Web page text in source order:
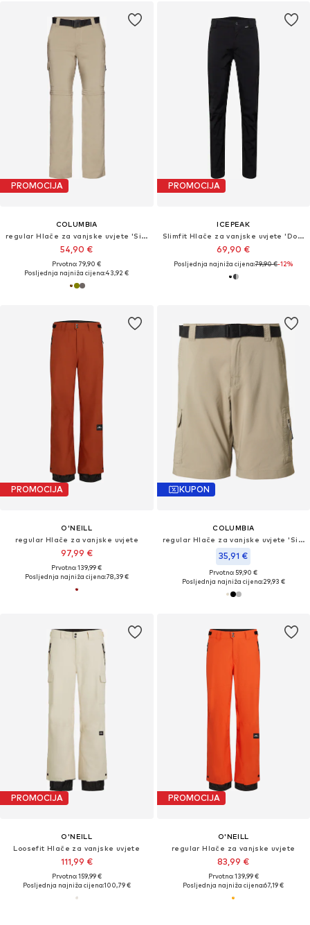
PROMOCIJA
COLUMBIA
regular Hlače za vanjske uvjete 'Silver Ridge™'
54,90 €
Prvotno: 79,90 €
Posljednja najniža cijena:43,92 €
PROMOCIJA
ICEPEAK
Slimfit Hlače za vanjske uvjete 'Dorr'
69,90 €
Posljednja najniža cijena:79,90 €-12%
PROMOCIJA
O'NEILL
regular Hlače za vanjske uvjete
97,99 €
Prvotno: 139,99 €
Posljednja najniža cijena:78,39 €
KUPON
COLUMBIA
regular Hlače za vanjske uvjete 'Silver Ridge™'
35,91 €
Prvotno: 59,90 €
Posljednja najniža cijena:29,93 €
PROMOCIJA
O'NEILL
Loosefit Hlače za vanjske uvjete
111,99 €
Prvotno: 159,99 €
Posljednja najniža cijena:100,79 €
PROMOCIJA
O'NEILL
regular Hlače za vanjske uvjete
83,99 €
Prvotno: 139,99 €
Posljednja najniža cijena:67,19 €